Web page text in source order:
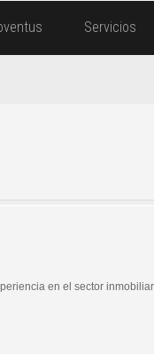
Servicios
en el sector